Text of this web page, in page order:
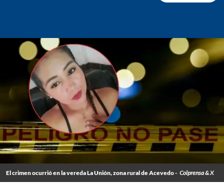
El crimen ocurrió en la vereda La Unión, zona rural de Acevedo - Colprensa & X